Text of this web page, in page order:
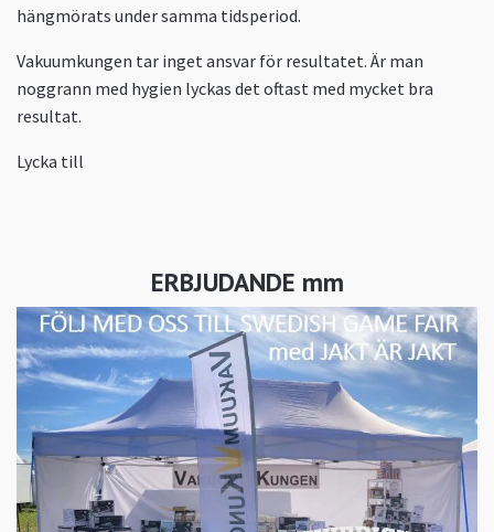
ERBJUDANDE mm
hängmörats under samma tidsperiod.
Vakuumkungen tar inget ansvar för resultatet. Är man
noggrann med hygien lyckas det oftast med mycket bra
resultat.
Lycka till